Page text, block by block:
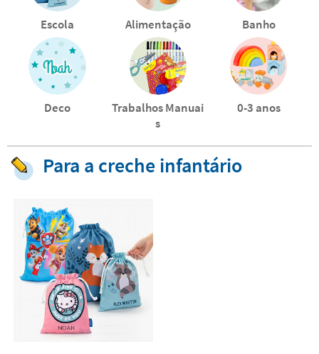
Escola Alimentação Banho
Deco
Trabalhos Manuai
s
0-3 anos
Para a creche infantário